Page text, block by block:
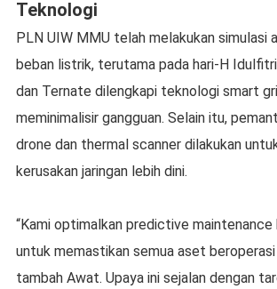
Teknologi
PLN UIW MMU telah melakukan simulasi
beban listrik, terutama pada hari-H
dan Ternate dilengkapi teknologi smart
meminimalisir gangguan. Selain itu,
drone dan thermal scanner dilakukan
kerusakan jaringan lebih dini.
“Kami optimalkan predictive
untuk memastikan semua aset beroperasi
tambah Awat. Upaya ini sejalan dengan